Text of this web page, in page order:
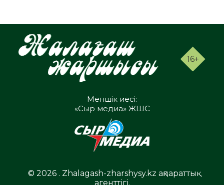
16+
Меншік иесі:
«Сыр медиа» ЖШС
© 2026 . Zhalagash-zharshysy.kz ақпараттық
агенттігі.